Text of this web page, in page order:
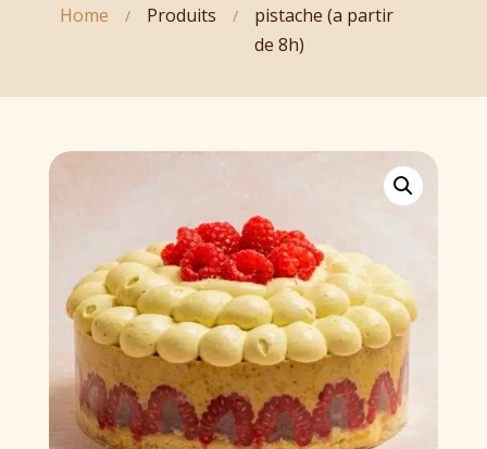
Home / Produits /
pistache (a partir
de 8h)